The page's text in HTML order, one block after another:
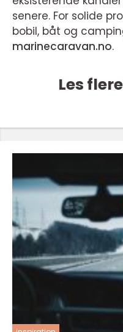
senere. For solide
bobil, båt og
marinecaravan.no.
Les